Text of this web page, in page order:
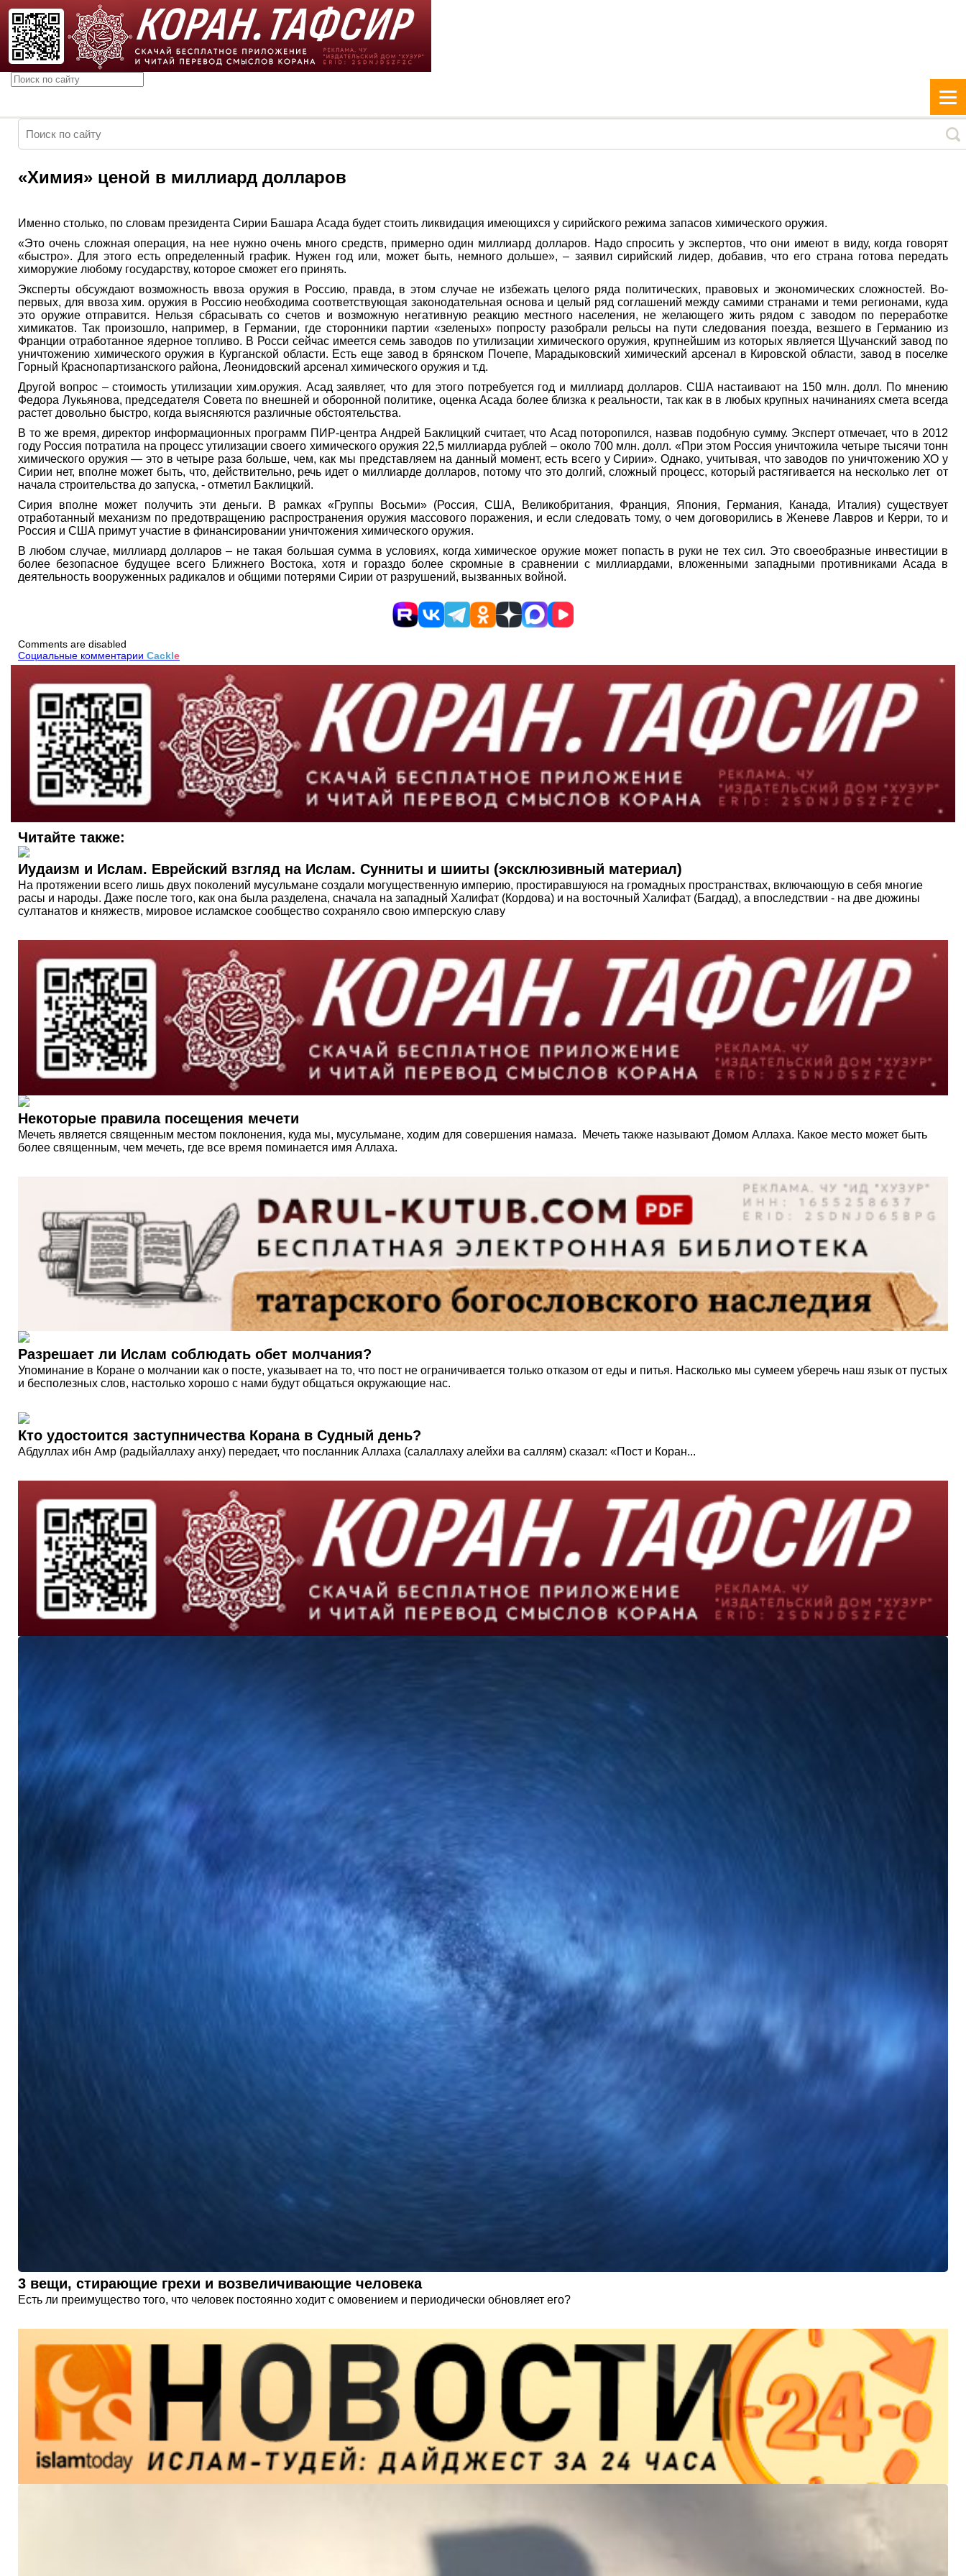
«Химия» ценой в миллиард долларов
Именно столько, по словам президента Сирии Башара Асада будет стоить ликвидация имеющихся у сирийского режима запасов химического оружия.
«Это очень сложная операция, на нее нужно очень много средств, примерно один миллиард долларов. Надо спросить у экспертов, что они имеют в виду, когда говорят
«быстро». Для этого есть определенный график. Нужен год или, может быть, немного дольше», – заявил сирийский лидер, добавив, что его страна готова передать
химоружие любому государству, которое сможет его принять.
Эксперты обсуждают возможность ввоза оружия в Россию, правда, в этом случае не избежать целого ряда политических, правовых и экономических сложностей. Во-
первых, для ввоза хим. оружия в Россию необходима соответствующая законодательная основа и целый ряд соглашений между самими странами и теми регионами, куда
это оружие отправится. Нельзя сбрасывать со счетов и возможную негативную реакцию местного населения, не желающего жить рядом с заводом по переработке
химикатов. Так произошло, например, в Германии, где сторонники партии «зеленых» попросту разобрали рельсы на пути следования поезда, везшего в Германию из
Франции отработанное ядерное топливо. В Росси сейчас имеется семь заводов по утилизации химического оружия, крупнейшим из которых является Щучанский завод по
уничтожению химического оружия в Курганской области. Есть еще завод в брянском Почепе, Марадыковский химический арсенал в Кировской области, завод в поселке
Горный Краснопартизанского района, Леонидовский арсенал химического оружия и т.д.
Другой вопрос – стоимость утилизации хим.оружия. Асад заявляет, что для этого потребуется год и миллиард долларов. США настаивают на 150 млн. долл. По мнению
Федора Лукьянова, председателя Совета по внешней и оборонной политике, оценка Асада более близка к реальности, так как в в любых крупных начинаниях смета всегда
растет довольно быстро, когда выясняются различные обстоятельства.
В то же время, директор информационных программ ПИР-центра Андрей Баклицкий считает, что Асад поторопился, назвав подобную сумму. Эксперт отмечает, что в 2012
году Россия потратила на процесс утилизации своего химического оружия 22,5 миллиарда рублей – около 700 млн. долл. «При этом Россия уничтожила четыре тысячи тонн
химического оружия — это в четыре раза больше, чем, как мы представляем на данный момент, есть всего у Сирии». Однако, учитывая, что заводов по уничтожению ХО у
Сирии нет, вполне может быть, что, действительно, речь идет о миллиарде долларов, потому что это долгий, сложный процесс, который растягивается на несколько лет от
начала строительства до запуска, - отметил Баклицкий.
Сирия вполне может получить эти деньги. В рамках «Группы Восьми» (Россия, США, Великобритания, Франция, Япония, Германия, Канада, Италия) существует
отработанный механизм по предотвращению распространения оружия массового поражения, и если следовать тому, о чем договорились в Женеве Лавров и Керри, то и
Россия и США примут участие в финансировании уничтожения химического оружия.
В любом случае, миллиард долларов – не такая большая сумма в условиях, когда химическое оружие может попасть в руки не тех сил. Это своеобразные инвестиции в
более безопасное будущее всего Ближнего Востока, хотя и гораздо более скромные в сравнении с миллиардами, вложенными западными противниками Асада в
деятельность вооруженных радикалов и общими потерями Сирии от разрушений, вызванных войной.
Comments are disabled
Социальные комментарии Cackle
Читайте также:
Иудаизм и Ислам. Еврейский взгляд на Ислам. Сунниты и шииты (эксклюзивный материал)
На протяжении всего лишь двух поколений мусульмане создали могущественную империю, простиравшуюся на громадных про­странствах, включающую в себя многие
расы и народы. Даже после того, как она была разделена, сначала на западный Халифат (Кор­дова) и на восточный Халифат (Багдад), а впоследствии - на две дюжины
султанатов и княжеств, мировое исламское сообщество сохраняло свою имперскую славу
Некоторые правила посещения мечети
Мечеть является священным местом поклонения, куда мы, мусульмане, ходим для совершения намаза. Мечеть также называют Домом Аллаха. Какое место может быть
более священным, чем мечеть, где все время поминается имя Аллаха.
Разрешает ли Ислам соблюдать обет молчания?
Упоминание в Коране о молчании как о посте, указывает на то, что пост не ограничивается только отказом от еды и питья. Насколько мы сумеем уберечь наш язык от пустых
и бесполезных слов, настолько хорошо с нами будут общаться окружающие нас.
Кто удостоится заступничества Корана в Судный день?
Абдуллах ибн Амр (радыйаллаху анху) передает, что посланник Аллаха (салаллаху алейхи ва саллям) сказал: «Пост и Коран...
3 вещи, стирающие грехи и возвеличивающие человека
Есть ли преимущество того, что человек постоянно ходит с омовением и периодически обновляет его?